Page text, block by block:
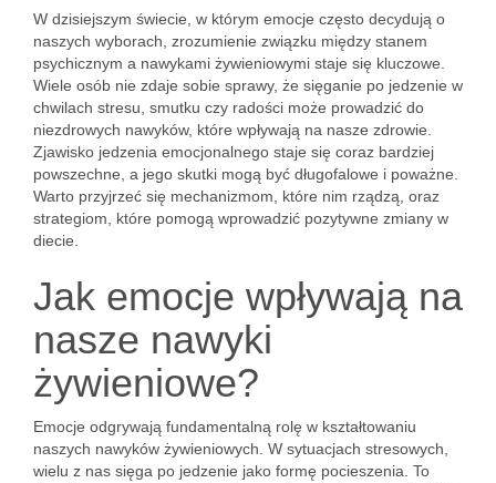
W dzisiejszym świecie, w którym emocje często decydują o
naszych wyborach, zrozumienie związku między stanem
psychicznym a nawykami żywieniowymi staje się kluczowe.
Wiele osób nie zdaje sobie sprawy, że sięganie po jedzenie w
chwilach stresu, smutku czy radości może prowadzić do
niezdrowych nawyków, które wpływają na nasze zdrowie.
Zjawisko jedzenia emocjonalnego staje się coraz bardziej
powszechne, a jego skutki mogą być długofalowe i poważne.
Warto przyjrzeć się mechanizmom, które nim rządzą, oraz
strategiom, które pomogą wprowadzić pozytywne zmiany w
diecie.
Jak emocje wpływają na
nasze nawyki
żywieniowe?
Emocje odgrywają fundamentalną rolę w kształtowaniu
naszych nawyków żywieniowych. W sytuacjach stresowych,
wielu z nas sięga po jedzenie jako formę pocieszenia. To